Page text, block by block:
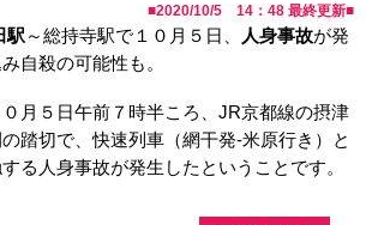
■2020/10/5 14：48 最終更新■
駅 ～総持寺駅で１０月５日、 人身事故が発
自殺の可能性も。
月５日午前７時半ころ、JR京都線の摂津
踏切で、快速列車（網干発-米原行き）と
る人身事故が発生したということです。